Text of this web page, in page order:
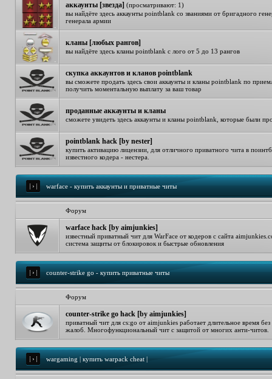
аккаунты [звезда] (просматривают: 1)
вы найдёте здесь аккаунты pointblank со званиями от бригадного
генерала армии
кланы [любых рангов]
вы найдёте здесь кланы pointblank с лого от 5 до 13 рангов
cкупка аккаунтов и кланов pointblank
вы сможете продать здесь свои аккаунты и кланы pointblank по
получить моментальную выплату за ваш товар
проданные аккаунты и кланы
сможете увидеть здесь аккаунты и кланы pointblank, которые были
pointblank hack [by nester]
купить активацию лицензии, для отличного приватного чита в
известного кодера - нестера.
warface - купить аккаунты и приватные читы
Форум
warface hack [by aimjunkies]
известный приватный чит для WarFace от кодеров с сайта
система защиты от блокировок и быстрые обновления
counter-strike go - купить приватные читы
Форум
counter-strike go hack [by aimjunkies]
приватный чит для cs:go от aimjunkies работает длительное время
жалоб. Многофункциональный чит с защитой от многих анти-читов.
wargaming | купить warpack cheat |